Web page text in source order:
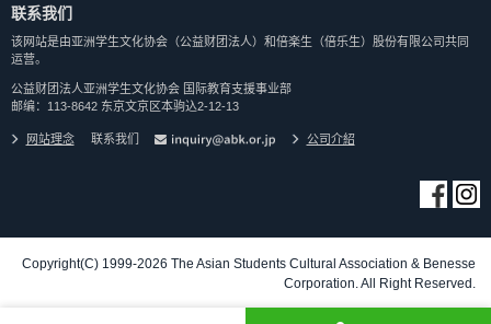
联系我们
该网站是由亚洲学生文化协会（公益财团法人）和倍楽生（倍乐生）股份有限公司共同
运营。
公益财团法人亚洲学生文化协会 国际教育支援事业部
邮编：113-8642 东京文京区本驹込2-12-13
网站理念 联系我们 公司介紹
Copyright(C) 1999-2026 The Asian Students Cultural Association & Benesse
Corporation. All Right Reserved.